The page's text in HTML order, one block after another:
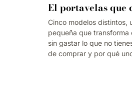
El portavelas que
Cinco modelos distintos,
pequeña que transforma
sin gastar lo que no
de comprar y por qué